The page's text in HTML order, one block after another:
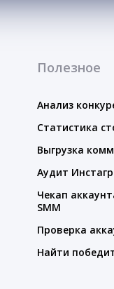
Полезное
Анализ
Статистика
Выгрузка
Аудит
Чекап
SMM
Проверка
Найти